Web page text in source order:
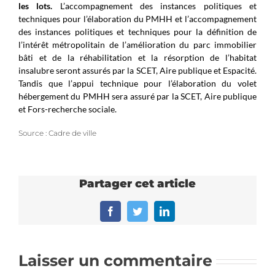
les lots. L’accompagnement des instances politiques et
techniques pour l’élaboration du PMHH et l’accompagnement
des instances politiques et techniques pour la définition de
l’intérêt métropolitain de l’amélioration du parc immobilier
bâti et de la réhabilitation et la résorption de l’habitat
insalubre seront assurés par la SCET, Aire publique et Espacité.
Tandis que l’appui technique pour l’élaboration du volet
hébergement du PMHH sera assuré par la SCET, Aire publique
et Fors-recherche sociale.
Source : Cadre de ville
Partager cet article
FacebookTwitterLinkedIn
Laisser un commentaire